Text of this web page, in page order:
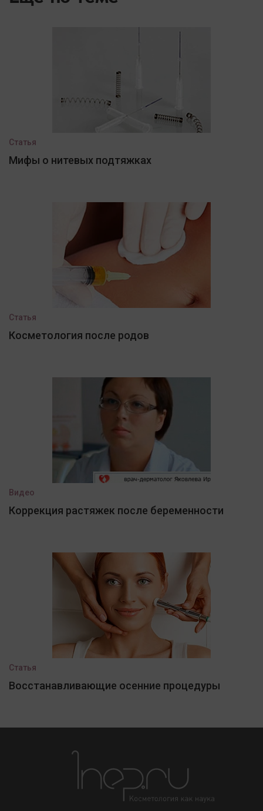
Статья
Мифы о нитевых подтяжках
Статья
Косметология после родов
Видео
Коррекция растяжек после беременности
Статья
Восстанавливающие осенние процедуры